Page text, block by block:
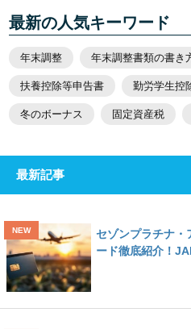
最新の人気キーワード
年末調整 年末調整書類の書き
扶養控除等申告書 勤労学生控
冬のボーナス 固定資産税
最新記事
セゾンプラチナ・
ード徹底紹介！